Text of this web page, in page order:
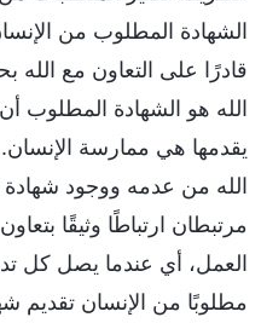
الشهادة المطلوب من
قادرًا على التعاون مع الله
الله هو الشهادة المطلوب
يقدمها هي ممارسة
الله من عدمه ووجود
مرتبطان ارتباطًا وثيقًا
العمل، أي عندما يصل كل
مطلوبًا من الإنسان تقديم